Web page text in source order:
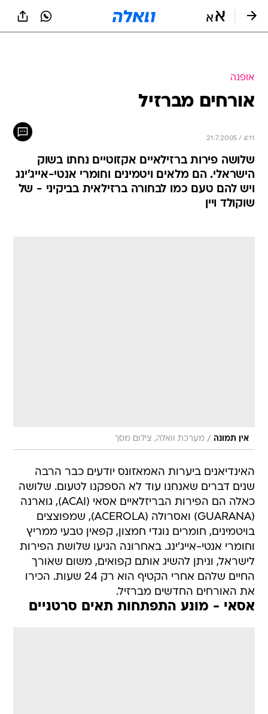
אופנה
אורחים מברזיל
21.7.2005 / 4:11
שלושה פירות ברזילאיים אקזוטיים נחתו בשוק
הישראלי. הם מלאים ויטמינים וחומרי אנטי-אייג'ינג
ויש להם טעם כמו לבחורה ברזילאית בביקיני - של
שוקולד ויין
אין תמונה / מערכת וואלה, צילום מסך
האינדיאנים ביערות האמאזונס יודעים כבר הרבה
שנים דברים שאנחנו עוד לא הספקנו לטעום. שלושה
כאלה הם הפירות הבריזלאיים אסאי (ACAI), גוארנה
(GUARANA) ואסרולה (ACEROLA), שמפוצצים
בויטמינים, חומרים נוגדי חמצון, קפאין טבעי ממריץ
וחומרי אנטי-אייג'ינג. באחרונה הגיעו שלושת הפירות
לישראל, וניתן להשיג אותם קפואים, משום שאורך
החיים שלהם אחרי הקטיף הוא רק 24 שעות. הכירו
את האורחים החדשים מברזיל.
אסאי - מונע התפתחות תאים סרטניים